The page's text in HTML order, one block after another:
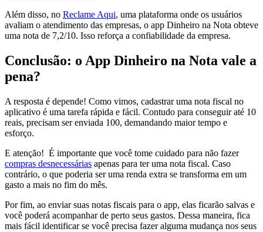
Além disso, no Reclame Aqui, uma plataforma onde os usuários
avaliam o atendimento das empresas, o app Dinheiro na Nota obteve
uma nota de 7,2/10. Isso reforça a confiabilidade da empresa.
Conclusão: o App Dinheiro na Nota vale a
pena?
A resposta é depende! Como vimos, cadastrar uma nota fiscal no
aplicativo é uma tarefa rápida e fácil. Contudo para conseguir até 10
reais, precisam ser enviada 100, demandando maior tempo e
esforço.
E atenção! É importante que você tome cuidado para não fazer
compras desnecessárias apenas para ter uma nota fiscal. Caso
contrário, o que poderia ser uma renda extra se transforma em um
gasto a mais no fim do mês.
Por fim, ao enviar suas notas fiscais para o app, elas ficarão salvas e
você poderá acompanhar de perto seus gastos. Dessa maneira, fica
mais fácil identificar se você precisa fazer alguma mudança nos seus